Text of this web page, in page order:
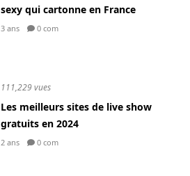
sexy qui cartonne en France
3 ans 0 com
111,229 vues
Les meilleurs sites de live show
gratuits en 2024
2 ans 0 com